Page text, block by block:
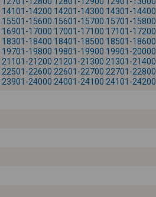
14101-14200 14201-14300 14301-14400
15501-15600 15601-15700 15701-15800
16901-17000 17001-17100 17101-17200
18301-18400 18401-18500 18501-18600
19701-19800 19801-19900 19901-20000
21101-21200 21201-21300 21301-21400
22501-22600 22601-22700 22701-22800
23901-24000 24001-24100 24101-24200